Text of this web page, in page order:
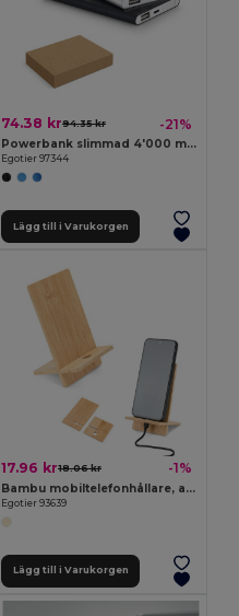
74.38 kr94.35 kr -21%
Powerbank slimmad 4'000 mAh i återvunnen aluminium (100% rAL) och återvunnen ABS (100 % rABS)
Egotier 97344
Lägg till i Varukorgen
17.96 kr18.06 kr -1%
Bambu mobiltelefonhållare, avtagbar i två delar
Egotier 93639
Lägg till i Varukorgen